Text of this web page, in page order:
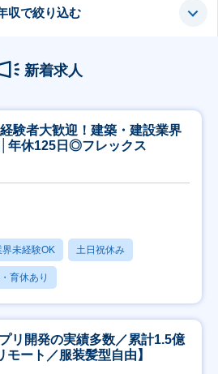
収で絞り込む
新着求人
験者大歓迎！建築・建設業界
年休125日◎フレックス
未経験OK 土日祝休み
育休あり
リ開発の実績多数／累計1.5億
ート／服装髪型自由】